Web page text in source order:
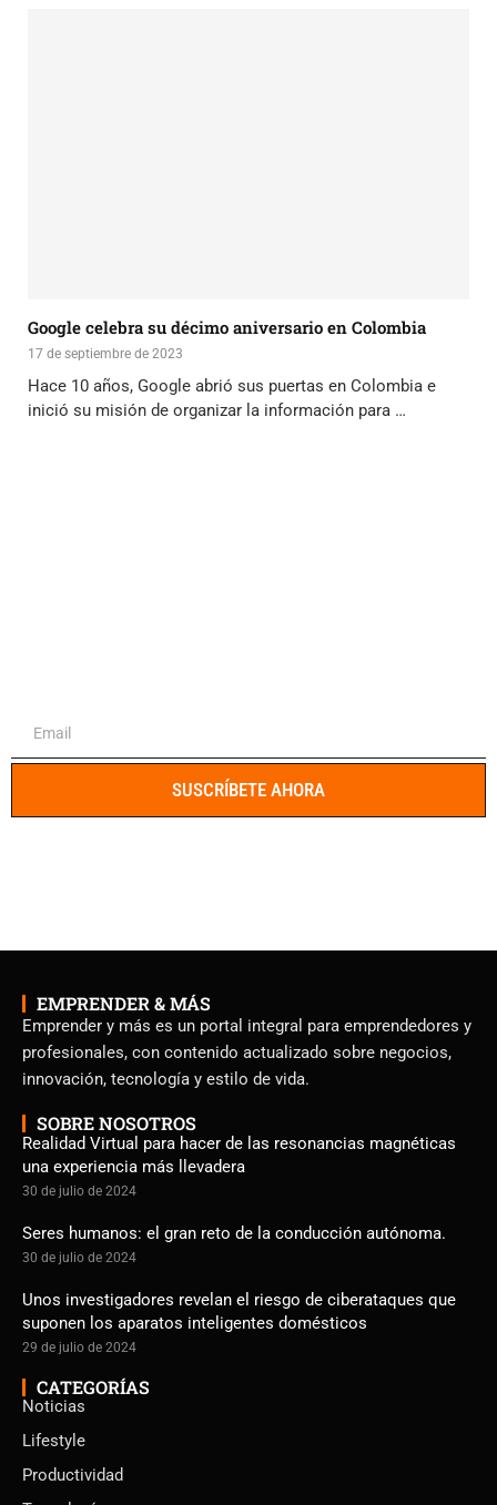
Google celebra su décimo aniversario en Colombia
17 de septiembre de 2023
Hace 10 años, Google abrió sus puertas en Colombia e
inició su misión de organizar la información para …
SUSCRÍBETE AHORA
EMPRENDER & MÁS
Emprender y más es un portal integral para emprendedores y
profesionales, con contenido actualizado sobre negocios,
innovación, tecnología y estilo de vida.
SOBRE NOSOTROS
Realidad Virtual para hacer de las resonancias magnéticas
una experiencia más llevadera
30 de julio de 2024
Seres humanos: el gran reto de la conducción autónoma.
30 de julio de 2024
Unos investigadores revelan el riesgo de ciberataques que
suponen los aparatos inteligentes domésticos
29 de julio de 2024
CATEGORÍAS
Noticias
Lifestyle
Productividad